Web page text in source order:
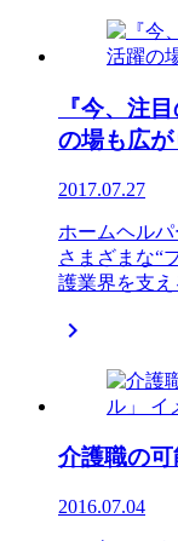
『今、注
の場も広が
2017.07.27
ホームヘル
さまざまな“
護業界を支え

介護職の可
2016.07.04